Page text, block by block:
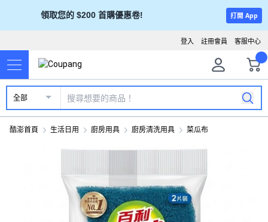
領取您的 $200 首購優惠卷! 打開 App
客服中心
註冊會員
登入
全部
酷澎首頁 生活日用 廚房用具 廚房清洗用具 菜瓜布